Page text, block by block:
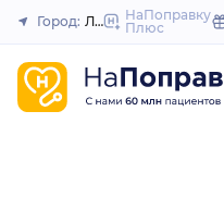
Город: Ленинск-НаПоправку
Плюс